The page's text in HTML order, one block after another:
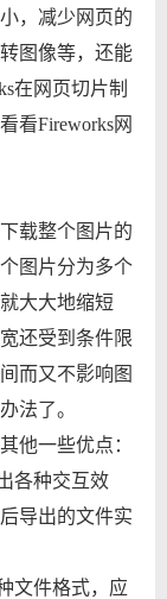
，减少网页的
图像等，还能
在网页切片制
看Fireworks网
载整个图片的
图片分为多个
大大地缩短
还受到条件限
而又不影响图
法了。
一些优点：
各种交互效
导出的文件实
件格式，应